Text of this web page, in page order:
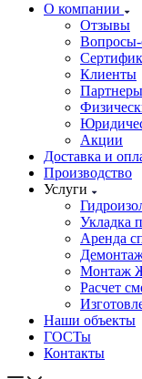
О компании
Отзывы
Вопросы-
Клиенты
Партнеры
Акции
Доставка и
Производство
Услуги
Укладка
Аренда
Монтаж
Расчет
Наши объекты
ГОСТы
Контакты